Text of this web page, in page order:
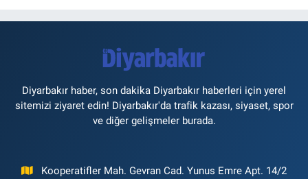
Diyarbakır haber, son dakika Diyarbakır haberleri için yerel
sitemizi ziyaret edin! Diyarbakır'da trafik kazası, siyaset, spor
ve diğer gelişmeler burada.
Kooperatifler Mah. Gevran Cad. Yunus Emre Apt. 14/2